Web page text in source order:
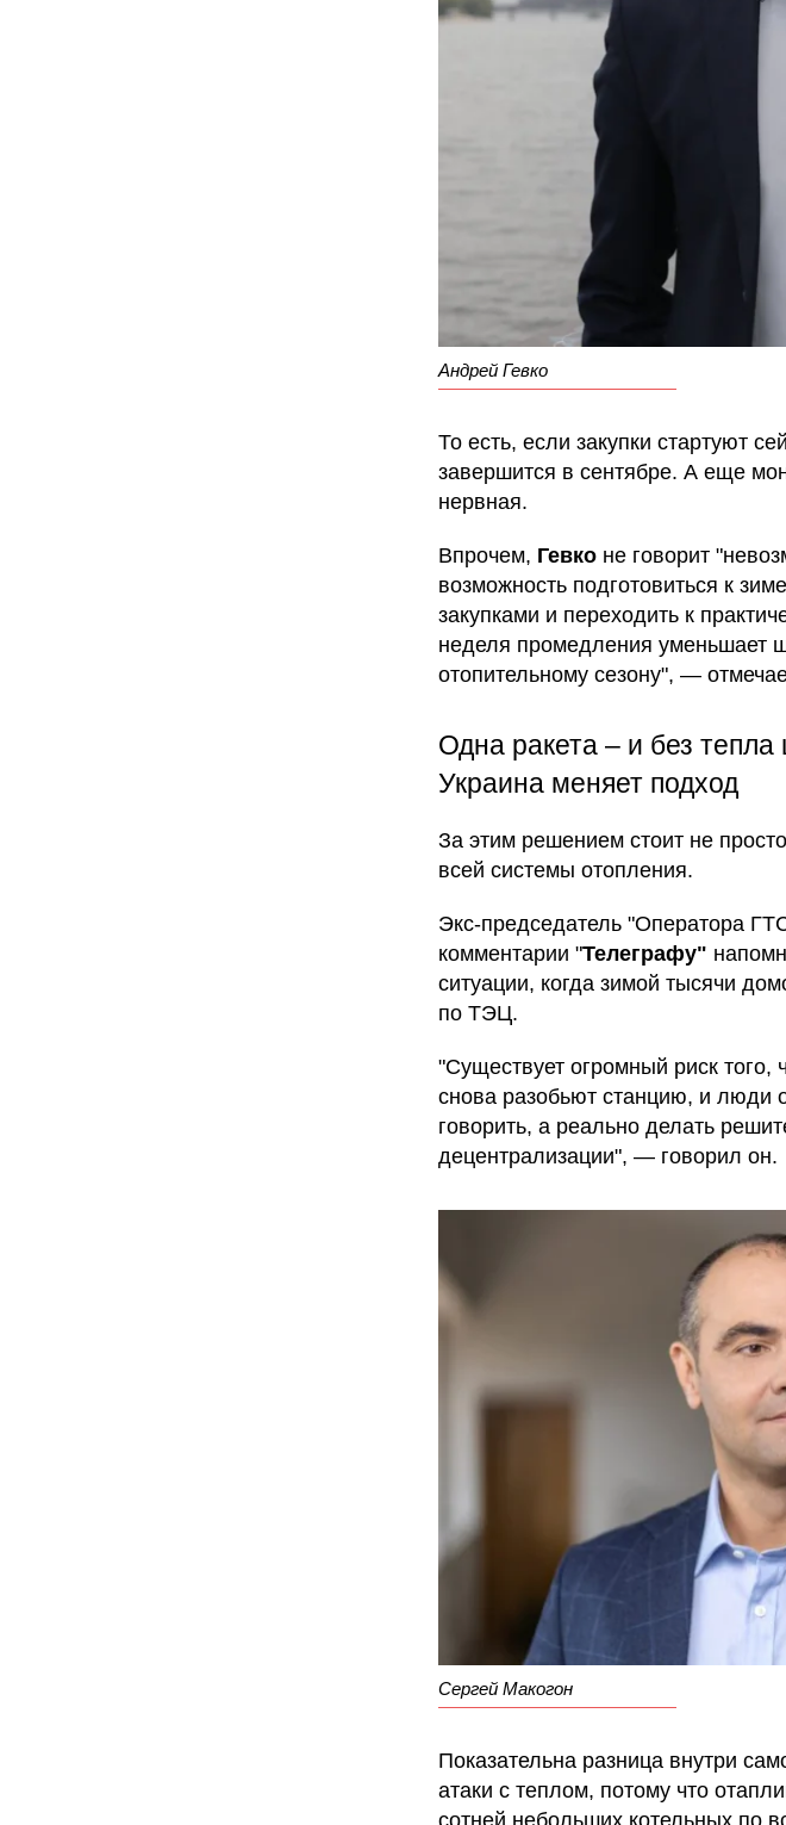
Андрей Гевко
То есть, если закупки стартуют
завершится в сентябре. А еще
нервная.
Впрочем, Гевко не говорит
возможность подготовиться к
закупками и переходить к
неделя промедления уменьшает
отопительному сезону", —
Одна ракета – и без
Украина меняет подход
За этим решением стоит не
всей системы отопления.
Экс-председатель "Оператора
комментарии "Телеграфу"
ситуации, когда зимой тысячи
по ТЭЦ.
"Существует огромный риск того,
снова разобьют станцию, и люди
говорить, а реально делать
децентрализации", — говорил он.
Сергей Макогон
Показательна разница внутри
атаки с теплом, потому что